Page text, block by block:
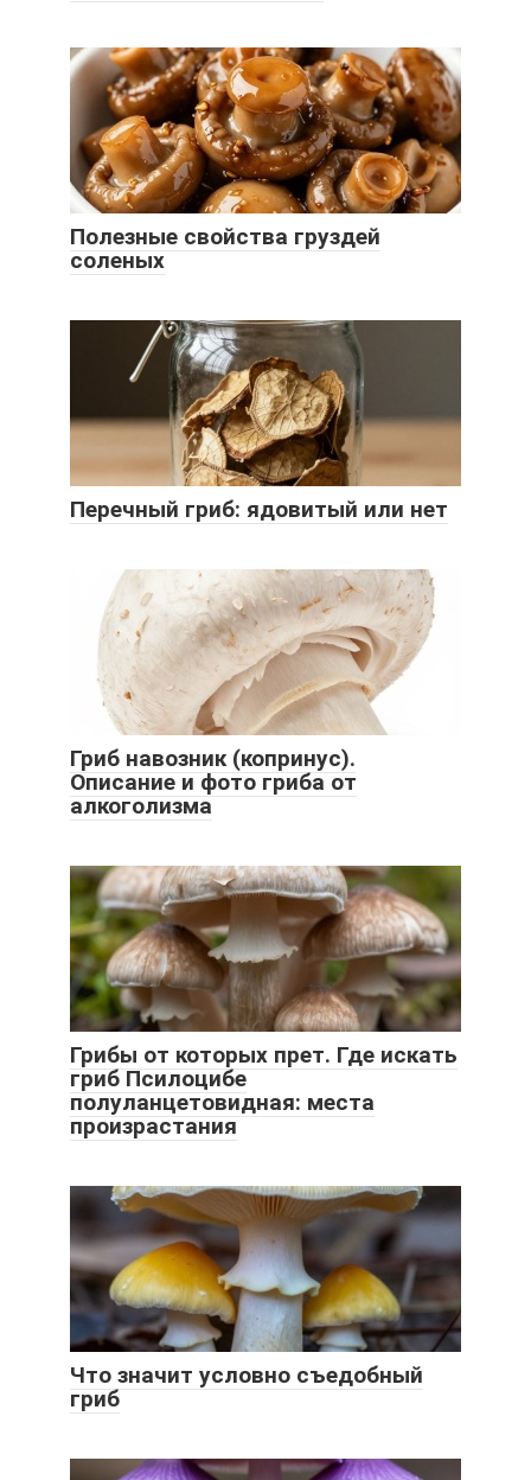
Полезные свойства груздей
соленых
Перечный гриб: ядовитый или нет
Гриб навозник (копринус).
Описание и фото гриба от
алкоголизма
Грибы от которых прет. Где искать
гриб Псилоцибе
полуланцетовидная: места
произрастания
Что значит условно съедобный
гриб